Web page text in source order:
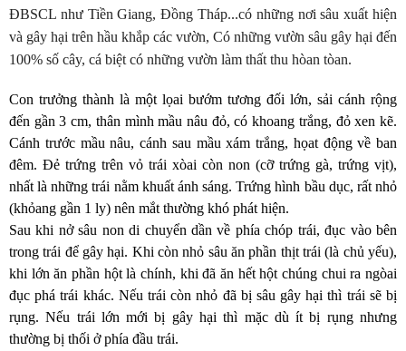
ĐBSCL như Tiền Giang, Đồng Tháp...có những nơi sâu xuất hiện
và gây hại trên hầu khắp các vườn, Có những vườn sâu gây hại đến
100% số cây, cá biệt có những vườn làm thất thu hòan tòan.
Con trưởng thành là một lọai bướm tương đối lớn, sải cánh rộng
đến gần 3 cm, thân mình mầu nâu đỏ, có khoang trắng, đỏ xen kẽ.
Cánh trước mầu nâu, cánh sau mầu xám trắng, họat động về ban
đêm. Đẻ trứng trên vỏ trái xòai còn non (cỡ trứng gà, trứng vịt),
nhất là những trái nằm khuất ánh sáng. Trứng hình bầu dục, rất nhỏ
(khỏang gần 1 ly) nên mắt thường khó phát hiện.
Sau khi nở sâu non di chuyển dần về phía chóp trái, đục vào bên
trong trái để gây hại. Khi còn nhỏ sâu ăn phần thịt trái (là chủ yếu),
khi lớn ăn phần hột là chính, khi đã ăn hết hột chúng chui ra ngòai
đục phá trái khác. Nếu trái còn nhỏ đã bị sâu gây hại thì trái sẽ bị
rụng. Nếu trái lớn mới bị gây hại thì mặc dù ít bị rụng nhưng
thường bị thối ở phía đầu trái.